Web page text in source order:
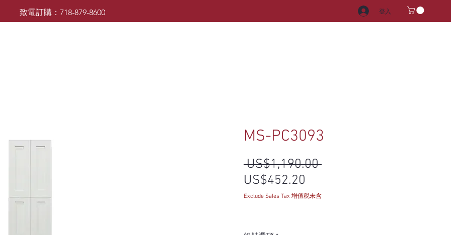
致電訂購：718-879-8600 登入
MS-PC3093
US$1,190.00 一般價格
US$452.20
Exclude Sales Tax 增值税未含